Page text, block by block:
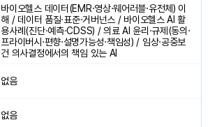
바이오헬스 데이터(EMR·영상·웨어러블·유전체) 이
해 / 데이터 품질·표준·거버넌스 / 바이오헬스 AI 활
용사례(진단·예측·CDSS) / 의료 AI 윤리·규제(동의·
프라이버시·편향·설명가능성·책임성) / 임상·공중보
건 의사결정에서의 책임 있는 AI
없음
없음